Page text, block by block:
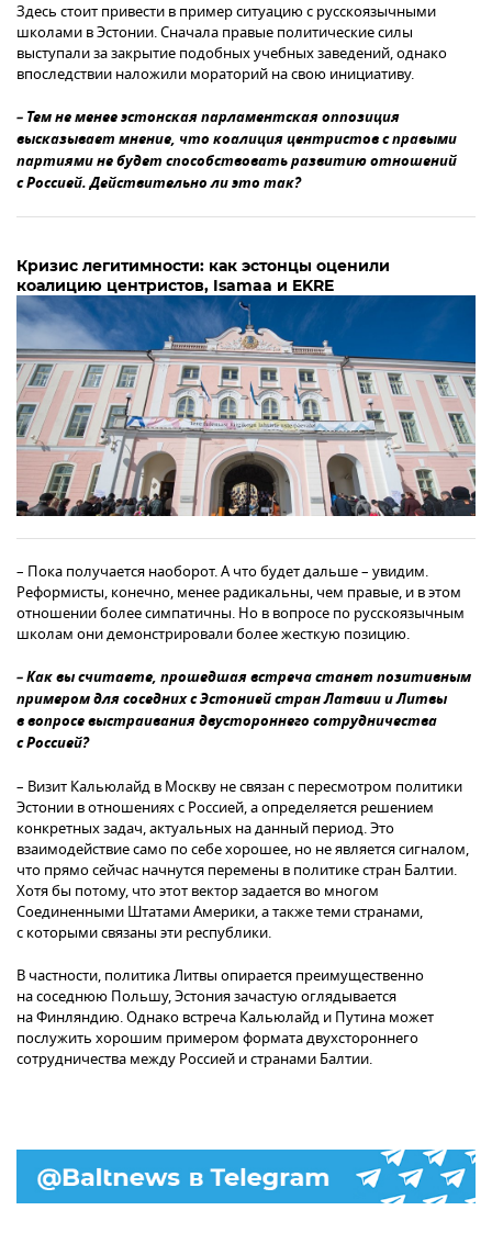
Здесь стоит привести в пример ситуацию с русскоязычными
школами в Эстонии. Сначала правые политические силы
выступали за закрытие подобных учебных заведений, однако
впоследствии наложили мораторий на свою инициативу.
– Тем не менее эстонская парламентская оппозиция
высказывает мнение, что коалиция центристов с правыми
партиями не будет способствовать развитию отношений
с Россией. Действительно ли это так?
Кризис легитимности: как эстонцы оценили
коалицию центристов, Isamaa и EKRE
– Пока получается наоборот. А что будет дальше – увидим.
Реформисты, конечно, менее радикальны, чем правые, и в этом
отношении более симпатичны. Но в вопросе по русскоязычным
школам они демонстрировали более жесткую позицию.
– Как вы считаете, прошедшая встреча станет позитивным
примером для соседних с Эстонией стран Латвии и Литвы
в вопросе выстраивания двустороннего сотрудничества
с Россией?
– Визит Кальюлайд в Москву не связан с пересмотром политики
Эстонии в отношениях с Россией, а определяется решением
конкретных задач, актуальных на данный период. Это
взаимодействие само по себе хорошее, но не является сигналом,
что прямо сейчас начнутся перемены в политике стран Балтии.
Хотя бы потому, что этот вектор задается во многом
Соединенными Штатами Америки, а также теми странами,
с которыми связаны эти республики.
В частности, политика Литвы опирается преимущественно
на соседнюю Польшу, Эстония зачастую оглядывается
на Финляндию. Однако встреча Кальюлайд и Путина может
послужить хорошим примером формата двухстороннего
сотрудничества между Россией и странами Балтии.